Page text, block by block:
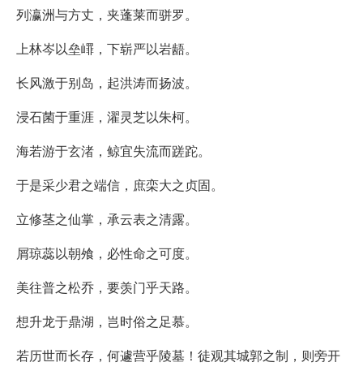
列瀛洲与方丈，夹蓬莱而骈罗。
上林岑以垒嶵，下崭严以岩龉。
长风激于别岛，起洪涛而扬波。
浸石菌于重涯，濯灵芝以朱柯。
海若游于玄渚，鲸宜失流而蹉跎。
于是采少君之端信，庶栾大之贞固。
立修茎之仙掌，承云表之清露。
屑琼蕊以朝飧，必性命之可度。
美往普之松乔，要羡门乎天路。
想升龙于鼎湖，岂时俗之足慕。
若历世而长存，何遽营乎陵墓！徒观其城郭之制，则旁开